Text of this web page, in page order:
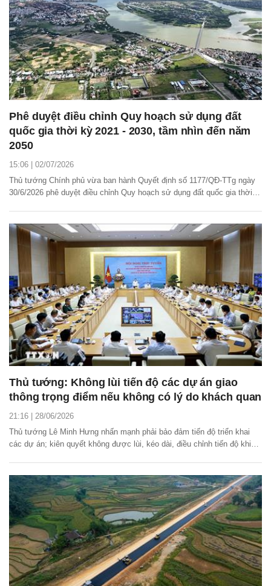
Phê duyệt điều chỉnh Quy hoạch sử dụng đất
quốc gia thời kỳ 2021 - 2030, tầm nhìn đến năm
2050
15:06 | 02/07/2026
Thủ tướng Chính phủ vừa ban hành Quyết định số 1177/QĐ-TTg ngày
30/6/2026 phê duyệt điều chỉnh Quy hoạch sử dụng đất quốc gia thời
Thủ tướng: Không lùi tiến độ các dự án giao
thông trọng điểm nếu không có lý do khách quan
21:16 | 28/06/2026
Thủ tướng Lê Minh Hưng nhấn mạnh phải bảo đảm tiến độ triển khai
các dự án; kiên quyết không được lùi, kéo dài, điều chỉnh tiến độ khi